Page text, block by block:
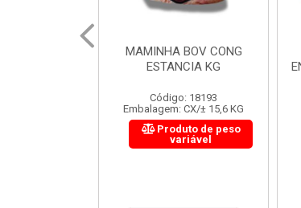
FILE DE COSTELA
ENTRECOTE ESTANCIA KG
Código: 18299
Embalagem: CX/± 14,4 KG
Produto de peso
variável